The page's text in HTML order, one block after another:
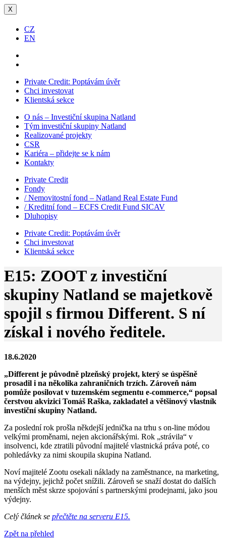
X
CZ
EN
Private Credit: Poptávám úvěr
Chci investovat
Klientská sekce
O nás – Investiční skupina Natland
Tým investiční skupiny Natland
Realizované projekty
CSR
Kariéra – přidejte se k nám
Kontakty
Private Credit
Fondy
/ Nemovitostní fond – Natland Real Estate Fund
/ Kreditní fond – ECFS Credit Fund SICAV
Dluhopisy
Private Credit: Poptávám úvěr
Chci investovat
Klientská sekce
E15: ZOOT z investiční
skupiny Natland se majetkově
spojil s firmou Different. S ní
získal i nového ředitele.
18.6.2020
„Different je původně plzeňský projekt, který se úspěšně
prosadil i na několika zahraničních trzích. Zároveň nám
pomůže posilovat v tuzemském segmentu e-commerce,“ popsal
čerstvou akvizici Tomáš Raška, zakladatel a většinový vlastník
investiční skupiny Natland.
Za poslední rok prošla někdejší jednička na trhu s on-line módou
velkými proměnami, nejen akcionářskými. Rok „strávila“ v
insolvenci, kde ztratili původní majitelé vlastnická práva poté, co
pohledávky za nimi skoupila skupina Natland.
Noví majitelé Zootu osekali náklady na zaměstnance, na marketing,
na výdejny, jejichž počet snížili. Zároveň se snaží dostat do dalších
menších měst skrze spojování s partnerskými prodejnami, jako jsou
výdejny.
Celý článek se přečtěte na serveru E15.
Zpět na přehled